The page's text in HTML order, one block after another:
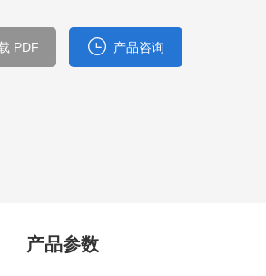
PDF 产品咨询
产品参数